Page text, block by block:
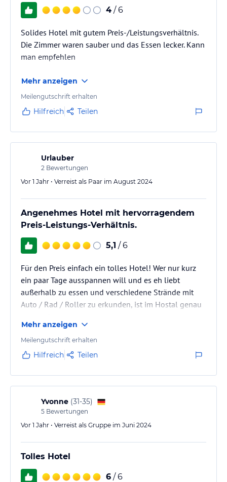
4 / 6
Solides Hotel mit gutem Preis-/Leistungsverhältnis.
Die Zimmer waren sauber und das Essen lecker. Kann
man empfehlen
Mehr anzeigen
Meilengutschrift erhalten
Hilfreich Teilen
Urlauber
2 Bewertungen
Vor 1 Jahr • Verreist als Paar im August 2024
Angenehmes Hotel mit hervorragendem
Preis-Leistungs-Verhältnis.
5,1 / 6
Für den Preis einfach ein tolles Hotel! Wer nur kurz
ein paar Tage ausspannen will und es eh liebt
außerhalb zu essen und verschiedene Strände mit
Auto / Rad / Roller zu erkunden, ist im Hostal genau
Mehr anzeigen
Meilengutschrift erhalten
Hilfreich Teilen
Yvonne (31-35)
5 Bewertungen
Vor 1 Jahr • Verreist als Gruppe im Juni 2024
Tolles Hotel
6 / 6